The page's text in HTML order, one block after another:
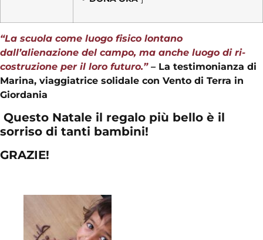
“La scuola come luogo fisico lontano
dall’alienazione del campo, ma anche luogo di ri-
costruzione per il loro futuro.”– La testimonianza di
Marina, viaggiatrice solidale con Vento di Terra in
Giordania
Questo Natale il regalo più bello è il
sorriso di tanti bambini!
GRAZIE!